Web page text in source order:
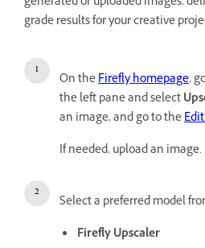
grade results for your creative
On theFirefly homepage,
the left pane and select
an image, and go to the
If needed, upload an image.
Select a preferred model
Firefly Upscaler